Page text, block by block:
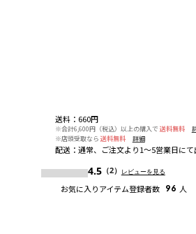
送料： 660円
※合計6,600円（税込）以上の購入で 送料無料
※店頭受取なら 送料無料 詳細
配送： 通常、ご注文より1～5営業日にて
4.5（2） レビューを見る
お気に入りアイテム登録者数 96 人